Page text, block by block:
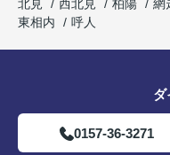
北見
西北見 柏陽 網
東相内
呼人
ダ
0157-36-3271